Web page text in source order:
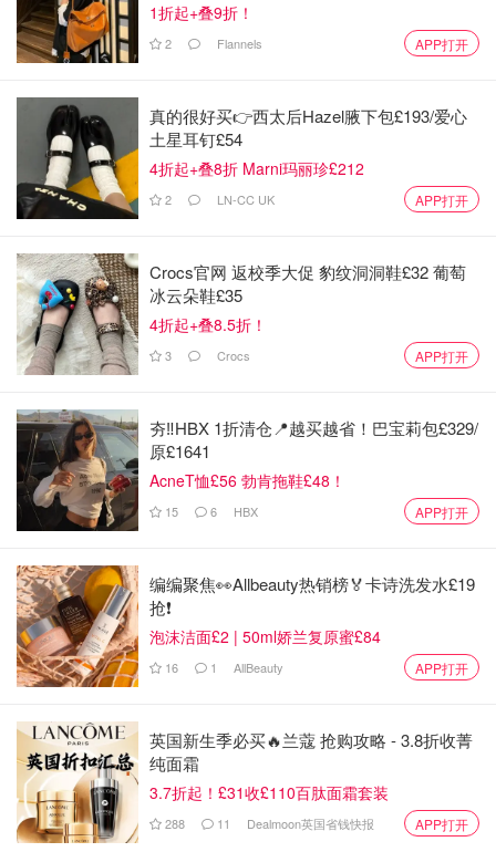
1折起+叠9折！
2 Flannels APP打开
真的很好买👉西太后Hazel腋下包£193/爱心
土星耳钉£54
4折起+叠8折 Marni玛丽珍£212
2 LN-CC UK APP打开
Crocs官网 返校季大促 豹纹洞洞鞋£32 葡萄
冰云朵鞋£35
4折起+叠8.5折！
3 Crocs APP打开
夯‼️HBX 1折清仓📍越买越省！巴宝莉包£329/
原£1641
AcneT恤£56 勃肯拖鞋£48！
15 6 HBX APP打开
编编聚焦👀Allbeauty热销榜🏅卡诗洗发水£19
抢❗
泡沫洁面£2 | 50ml娇兰复原蜜£84
16 1 AllBeauty APP打开
英国新生季必买🔥兰蔻 抢购攻略 - 3.8折收菁
纯面霜
3.7折起！£31收£110百肽面霜套装
288 11 Dealmoon英国省钱快报 APP打开